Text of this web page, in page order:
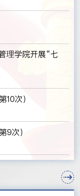
理学院开展“七
10次）
9次）